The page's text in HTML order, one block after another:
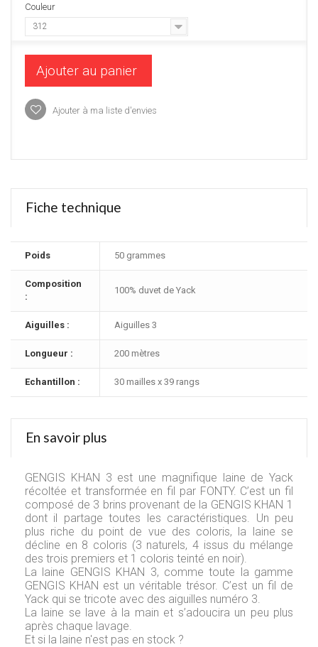
Couleur
312
Ajouter au panier
Ajouter à ma liste d'envies
Fiche technique
Poids 50 grammes
Composition
:
100% duvet de Yack
Aiguilles : Aiguilles 3
Longueur : 200 mètres
Echantillon : 30 mailles x 39 rangs
En savoir plus
GENGIS KHAN 3 est une magnifique laine de Yack
récoltée et transformée en fil par FONTY. C’est un fil
composé de 3 brins provenant de la GENGIS KHAN 1
dont il partage toutes les caractéristiques. Un peu
plus riche du point de vue des coloris, la laine se
décline en 8 coloris (3 naturels, 4 issus du mélange
des trois premiers et 1 coloris teinté en noir).
La laine GENGIS KHAN 3, comme toute la gamme
GENGIS KHAN est un véritable trésor. C’est un fil de
Yack qui se tricote avec des aiguilles numéro 3.
La laine se lave à la main et s’adoucira un peu plus
après chaque lavage.
Et si la laine n'est pas en stock ?